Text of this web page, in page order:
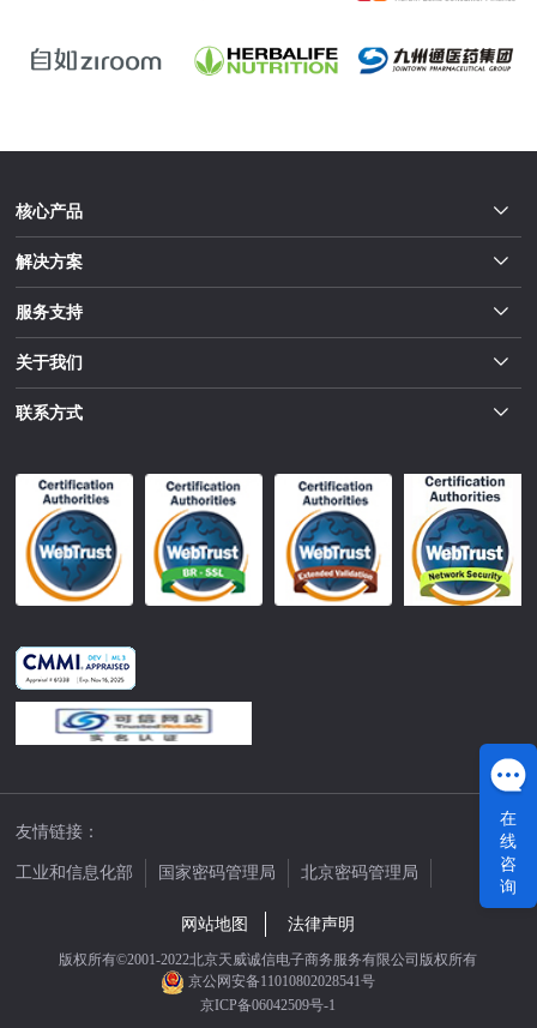
核心产品
解决方案
服务支持
关于我们
联系方式
友情链接：
工业和信息化部 国家密码管理局
北京密码管理局
网站地图
法律声明
版权所有©2001-2022北京天威诚信电子商务服务有限公司版权所有
京公网安备11010802028541号
京ICP备06042509号-1
在
线
咨
询